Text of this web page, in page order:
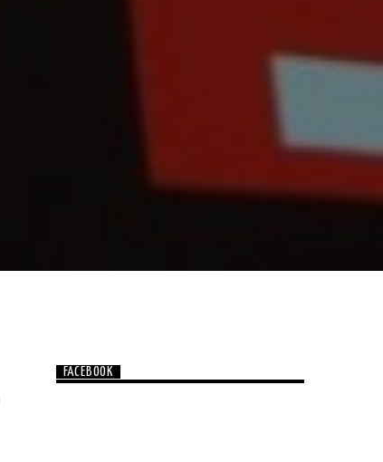
FACEBOOK